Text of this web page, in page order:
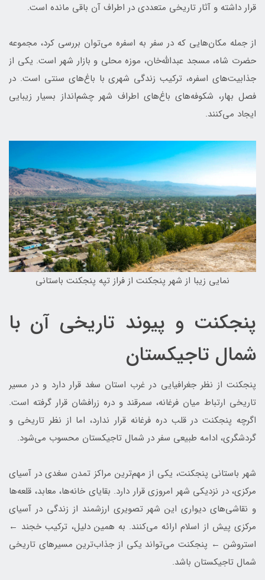
قرار داشته و آثار تاریخی متعددی در اطراف آن باقی مانده است.
از جمله مکان‌هایی که در سفر به اسفره می‌توان بررسی کرد، مجموعه
حضرت شاه، مسجد عبدالله‌خان، موزه محلی و بازار شهر است. یکی از
جذابیت‌های اسفره، ترکیب زندگی شهری با باغ‌های سنتی است. در
فصل بهار، شکوفه‌های باغ‌های اطراف شهر چشم‌انداز بسیار زیبایی
ایجاد می‌کنند.
نمایی زیبا از شهر پنجکنت از فراز تپه پنجکنت باستانی
پنجکنت و پیوند تاریخی آن با
شمال تاجیکستان
پنجکنت از نظر جغرافیایی در غرب استان سغد قرار دارد و در مسیر
تاریخی ارتباط میان فرغانه، سمرقند و دره زرافشان قرار گرفته است.
اگرچه پنجکنت در قلب دره فرغانه قرار ندارد، اما از نظر تاریخی و
گردشگری، ادامه طبیعی سفر در شمال تاجیکستان محسوب می‌شود.
شهر باستانی پنجکنت، یکی از مهم‌ترین مراکز تمدن سغدی در آسیای
مرکزی، در نزدیکی شهر امروزی قرار دارد. بقایای خانه‌ها، معابد، قلعه‌ها
و نقاشی‌های دیواری این شهر تصویری ارزشمند از زندگی در آسیای
مرکزی پیش از اسلام ارائه می‌کنند. به همین دلیل، ترکیب خجند ←
استروشن ← پنجکنت می‌تواند یکی از جذاب‌ترین مسیرهای تاریخی
شمال تاجیکستان باشد.